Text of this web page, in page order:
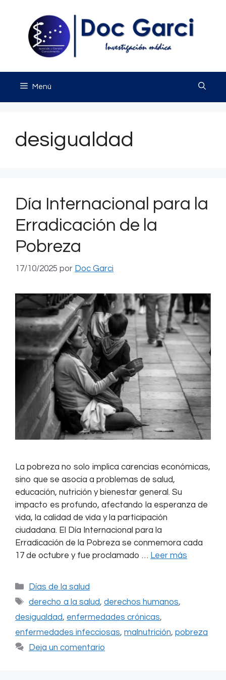
contenido
Menú
desigualdad
Día Internacional para la
Erradicación de la
Pobreza
17/10/2025 por Doc Garci
La pobreza no solo implica carencias económicas,
sino que se asocia a problemas de salud,
educación, nutrición y bienestar general. Su
impacto es profundo, afectando la esperanza de
vida, la calidad de vida y la participación
ciudadana. El Día Internacional para la
Erradicación de la Pobreza se conmemora cada
17 de octubre y fue proclamado … Leer más
Categorías
Días de la salud
Etiquetas
derecho a la salud,derechos humanos,
desigualdad, enfermedades crónicas,
enfermedades infecciosas, malnutrición, pobreza
Deja un comentario